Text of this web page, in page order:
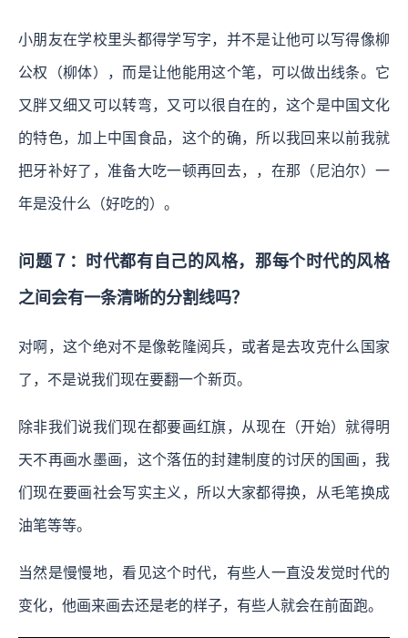
小朋友在学校里头都得学写字，并不是让他可以写得像柳
公权（柳体），而是让他能用这个笔，可以做出线条。它
又胖又细又可以转弯，又可以很自在的，这个是中国文化
的特色，加上中国食品，这个的确，所以我回来以前我就
把牙补好了，准备大吃一顿再回去，，在那（尼泊尔）一
年是没什么（好吃的）。
问题７：时代都有自己的风格，那每个时代的风格
之间会有一条清晰的分割线吗？
对啊，这个绝对不是像乾隆阅兵，或者是去攻克什么国家
了，不是说我们现在要翻一个新页。
除非我们说我们现在都要画红旗，从现在（开始）就得明
天不再画水墨画，这个落伍的封建制度的讨厌的国画，我
们现在要画社会写实主义，所以大家都得换，从毛笔换成
油笔等等。
当然是慢慢地，看见这个时代，有些人一直没发觉时代的
变化，他画来画去还是老的样子，有些人就会在前面跑。